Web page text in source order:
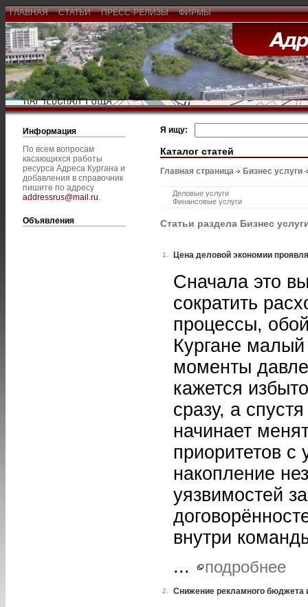
ГЛАВНАЯ СТАТЬИ ПРЕСС-РЕЛИЗЫ ФИРМЫ
Информация
По всем вопросам
касающихся работы
ресурса Адреса Кургана и
добавления в справочник
пишите по адресу
addressrus@mail.ru.
Объявления
Я ищу:
Каталог статей
Главная страница Бизнес услуги
Деловые услуги
Финансовые услуги
Статьи раздела Бизнес
1. Цена деловой экономии
Сначала это
сократить
процессы,
Кургане
моменты
кажется
сразу, а
начинает
приоритетов с
накопление
уязвимостей
внутри
...
подробнее
2. Снижение рекламного бюджета